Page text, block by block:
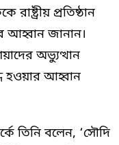
প্রতিষ্ঠান
আহ্বান জানান।
অভ্যুত্থান
হওয়ার আহ্বান
তিনি বলেন, ‘সৌদি